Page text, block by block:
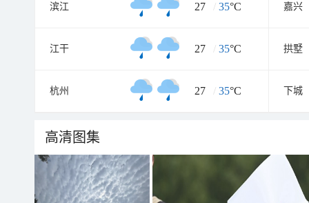
滨江 27 / 35°C 嘉兴
江干 27 / 35°C 拱墅
杭州 27 / 35°C 下城
高清图集